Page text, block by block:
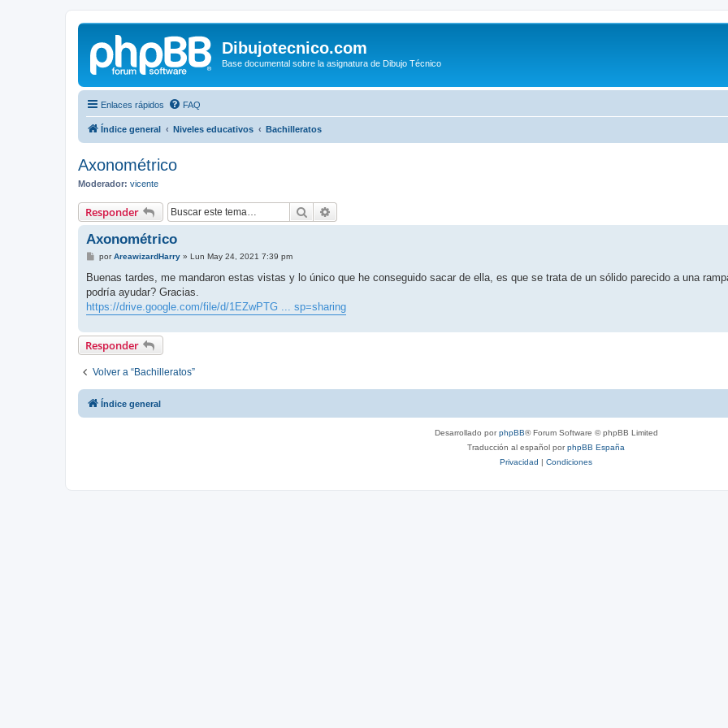
Dibujotecnico.com
Base documental sobre la asignatura de Dibujo Técnico
Enlaces rápidos FAQ
Índice general Niveles educativos Bachilleratos
Axonométrico
Moderador: vicente
Responder Buscar
Axonométrico
M
n
a
j
e
porAreawizardHarry» Lun May 24, 2021 7:39 pm
Buenas tardes, me mandaron estas vistas y lo único que he conseguido sacar de ella, es que se trata de un sólido parecido a una
podría ayudar? Gracias.
https://drive.google.com/file/d/1EZwPTG ... sp=sharing
Responder
Volver a “Bachilleratos”
Índice general
Desarrollado porphpBB® Forum Software © phpBB Limited
Traducción al español porphpBB España
Privacidad | Condiciones